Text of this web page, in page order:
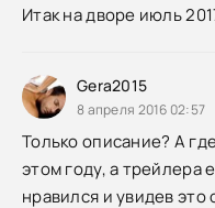
Итак на дворе июль
Gera2015
8 апреля 2016 02:57
Только описание? А
этом году, а
нравился и увидев